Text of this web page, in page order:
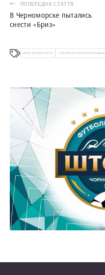
ПОПЕРЕДНЯ СТАТТЯ
В Черноморске пытались
снести «Бриз»
ЖИТЕЛИ МОНОЛИТА СТРОИТЕЛЬСТВО МНОГОЭТАЖКИ